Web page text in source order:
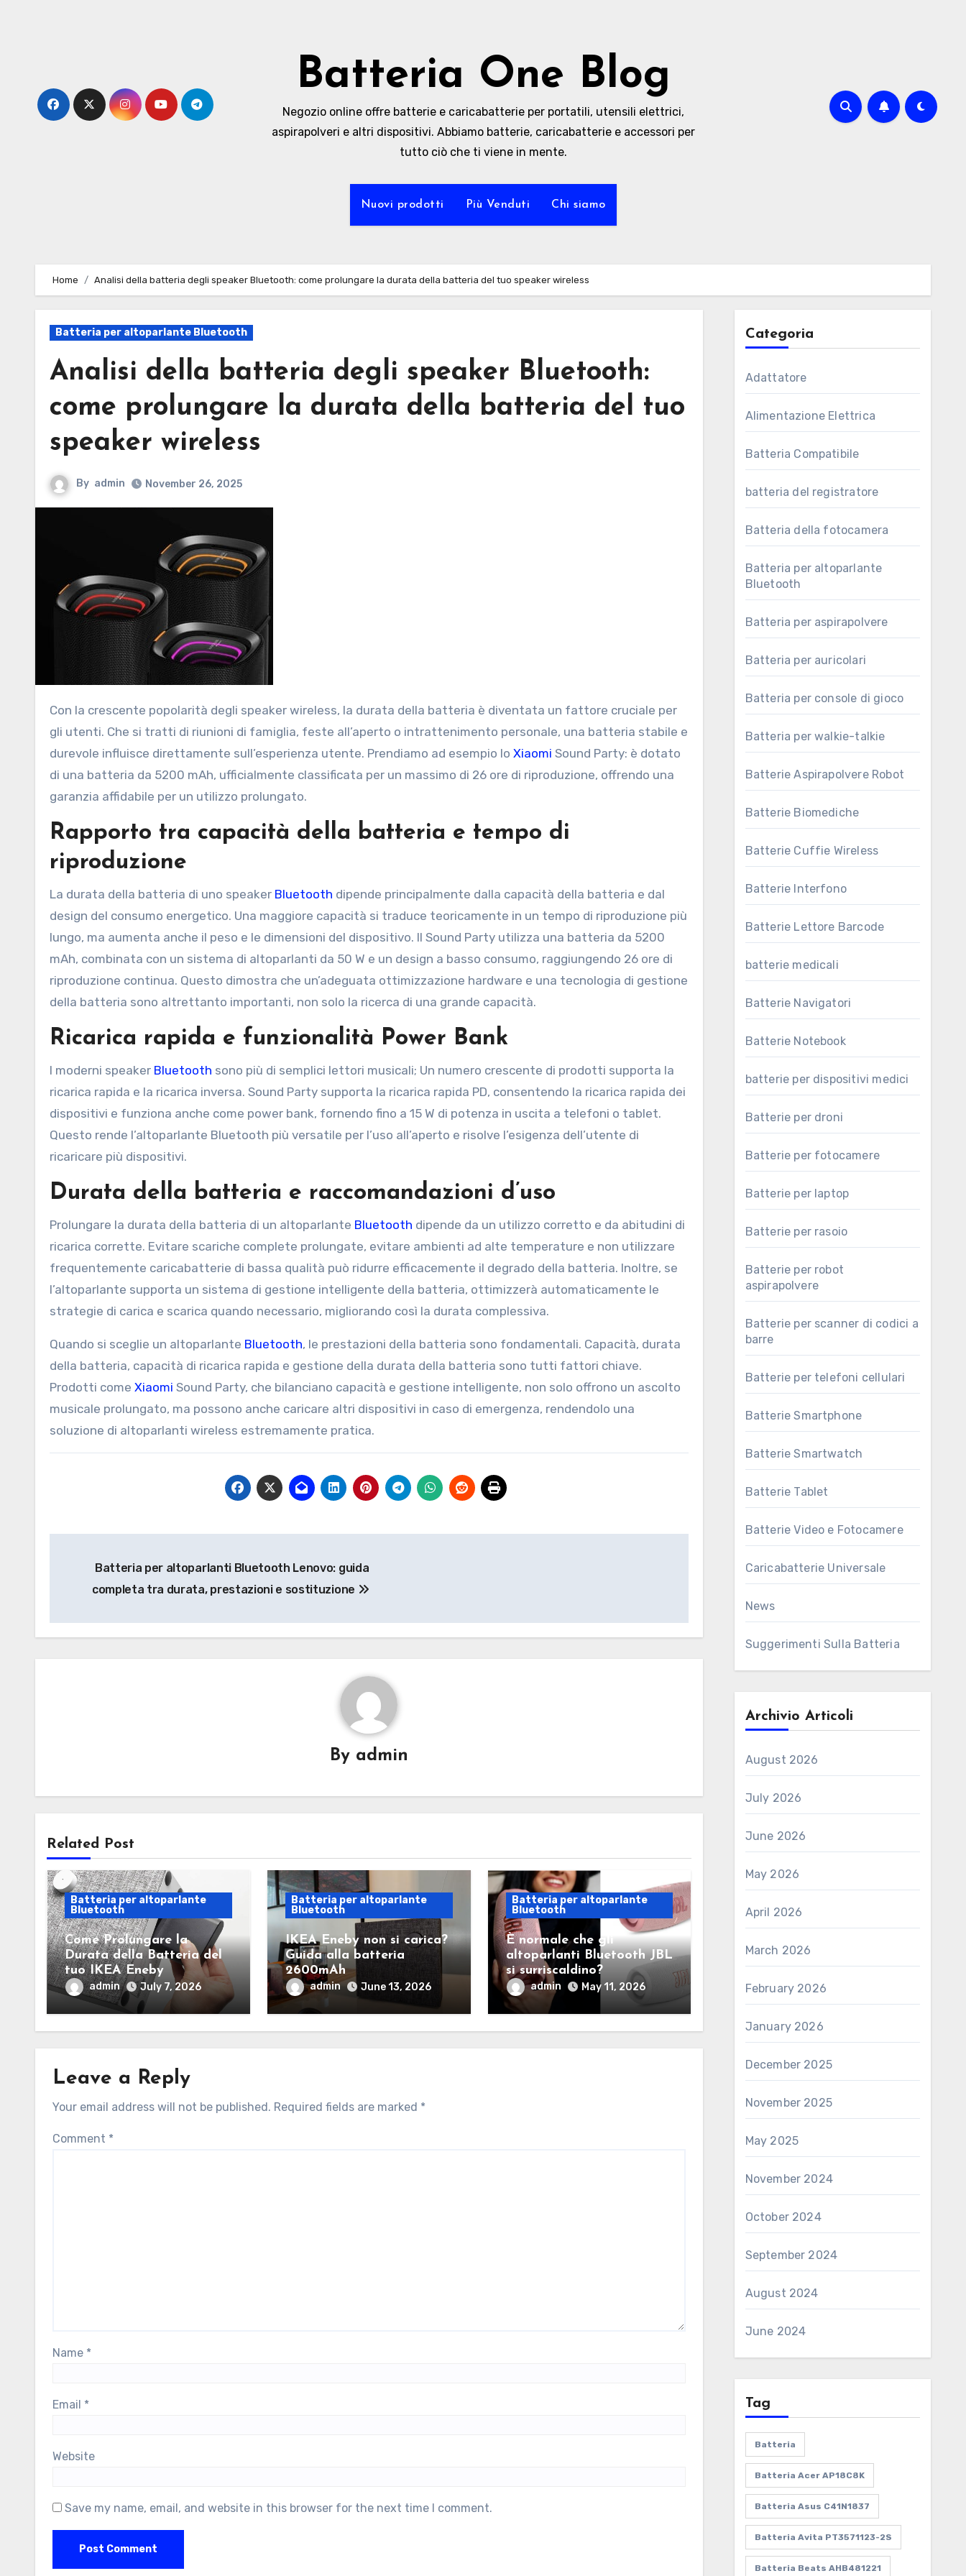
Batteria One Blog
Negozio online offre batterie e caricabatterie per portatili, utensili elettrici,
aspirapolveri e altri dispositivi. Abbiamo batterie, caricabatterie e accessori per
tutto ciò che ti viene in mente.
Nuovi prodotti Più Venduti Chi siamo
Home Analisi della batteria degli speaker Bluetooth: come prolungare la durata della batteria del tuo speaker wireless
Batteria per altoparlante Bluetooth
Analisi della batteria degli speaker Bluetooth:
come prolungare la durata della batteria del tuo
speaker wireless
By admin November 26, 2025
Con la crescente popolarità degli speaker wireless, la durata della batteria è diventata un fattore cruciale per
gli utenti. Che si tratti di riunioni di famiglia, feste all’aperto o intrattenimento personale, una batteria stabile e
durevole influisce direttamente sull’esperienza utente. Prendiamo ad esempio lo Xiaomi Sound Party: è dotato
di una batteria da 5200 mAh, ufficialmente classificata per un massimo di 26 ore di riproduzione, offrendo una
garanzia affidabile per un utilizzo prolungato.
Rapporto tra capacità della batteria e tempo di
riproduzione
La durata della batteria di uno speaker Bluetooth dipende principalmente dalla capacità della batteria e dal
design del consumo energetico. Una maggiore capacità si traduce teoricamente in un tempo di riproduzione più
lungo, ma aumenta anche il peso e le dimensioni del dispositivo. Il Sound Party utilizza una batteria da 5200
mAh, combinata con un sistema di altoparlanti da 50 W e un design a basso consumo, raggiungendo 26 ore di
riproduzione continua. Questo dimostra che un’adeguata ottimizzazione hardware e una tecnologia di gestione
della batteria sono altrettanto importanti, non solo la ricerca di una grande capacità.
Ricarica rapida e funzionalità Power Bank
I moderni speaker Bluetooth sono più di semplici lettori musicali; Un numero crescente di prodotti supporta la
ricarica rapida e la ricarica inversa. Sound Party supporta la ricarica rapida PD, consentendo la ricarica rapida dei
dispositivi e funziona anche come power bank, fornendo fino a 15 W di potenza in uscita a telefoni o tablet.
Questo rende l’altoparlante Bluetooth più versatile per l’uso all’aperto e risolve l’esigenza dell’utente di
ricaricare più dispositivi.
Durata della batteria e raccomandazioni d’uso
Prolungare la durata della batteria di un altoparlante Bluetooth dipende da un utilizzo corretto e da abitudini di
ricarica corrette. Evitare scariche complete prolungate, evitare ambienti ad alte temperature e non utilizzare
frequentemente caricabatterie di bassa qualità può ridurre efficacemente il degrado della batteria. Inoltre, se
l’altoparlante supporta un sistema di gestione intelligente della batteria, ottimizzerà automaticamente le
strategie di carica e scarica quando necessario, migliorando così la durata complessiva.
Quando si sceglie un altoparlante Bluetooth, le prestazioni della batteria sono fondamentali. Capacità, durata
della batteria, capacità di ricarica rapida e gestione della durata della batteria sono tutti fattori chiave.
Prodotti come Xiaomi Sound Party, che bilanciano capacità e gestione intelligente, non solo offrono un ascolto
musicale prolungato, ma possono anche caricare altri dispositivi in ​​caso di emergenza, rendendolo una
soluzione di altoparlanti wireless estremamente pratica.
navigation
Batteria per altoparlanti Bluetooth Lenovo: guida
completa tra durata, prestazioni e sostituzione
By admin
Related Post
Batteria per altoparlante
Bluetooth
Come Prolungare la
Durata della Batteria del
tuo IKEA Eneby
admin July 7, 2026
Batteria per altoparlante
Bluetooth
IKEA Eneby non si carica?
Guida alla batteria
2600mAh
admin June 13, 2026
Batteria per altoparlante
Bluetooth
È normale che gli
altoparlanti Bluetooth JBL
si surriscaldino?
admin May 11, 2026
Leave a Reply
Your email address will not be published. Required fields are marked *
Comment *
Name *
Email *
Website
Save my name, email, and website in this browser for the next time I comment.
Categoria
Adattatore
Alimentazione Elettrica
Batteria Compatibile
batteria del registratore
Batteria della fotocamera
Batteria per altoparlante
Bluetooth
Batteria per aspirapolvere
Batteria per auricolari
Batteria per console di gioco
Batteria per walkie-talkie
Batterie Aspirapolvere Robot
Batterie Biomediche
Batterie Cuffie Wireless
Batterie Interfono
Batterie Lettore Barcode
batterie medicali
Batterie Navigatori
Batterie Notebook
batterie per dispositivi medici
Batterie per droni
Batterie per fotocamere
Batterie per laptop
Batterie per rasoio
Batterie per robot
aspirapolvere
Batterie per scanner di codici a
barre
Batterie per telefoni cellulari
Batterie Smartphone
Batterie Smartwatch
Batterie Tablet
Batterie Video e Fotocamere
Caricabatterie Universale
News
Suggerimenti Sulla Batteria
Archivio Articoli
August 2026
July 2026
June 2026
May 2026
April 2026
March 2026
February 2026
January 2026
December 2025
November 2025
May 2025
November 2024
October 2024
September 2024
August 2024
June 2024
Tag
Batteria
Batteria Acer AP18C8K
Batteria Asus C41N1837
Batteria Avita PT3571123-2S
Batteria Beats AHB481221